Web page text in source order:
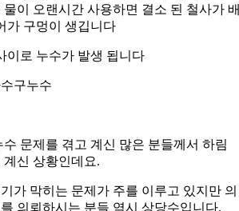
이 오랜시간 사용하면 결소 된 철사가
가 구멍이 생깁니다
이로 누수가 발생 됩니다
문제를 겪고 계신 많은 분들께서 하림
신 상황인데요.
가 막히는 문제가 주를 이루고 있지만 의
의뢰하시는 분들 역시 상당수입니다.